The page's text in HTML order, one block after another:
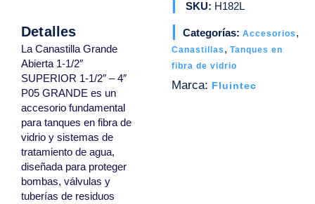
Detalles
La Canastilla Grande
Abierta 1-1/2″
SUPERIOR 1-1/2″ – 4″
P05 GRANDE es un
accesorio fundamental
para tanques en fibra de
vidrio y sistemas de
tratamiento de agua,
diseñada para proteger
bombas, válvulas y
tuberías de residuos
SKU: H182L
Categorías: Accesorios ,
Canastillas , Tanques en
fibra de vidrio
Marca: Fluintec